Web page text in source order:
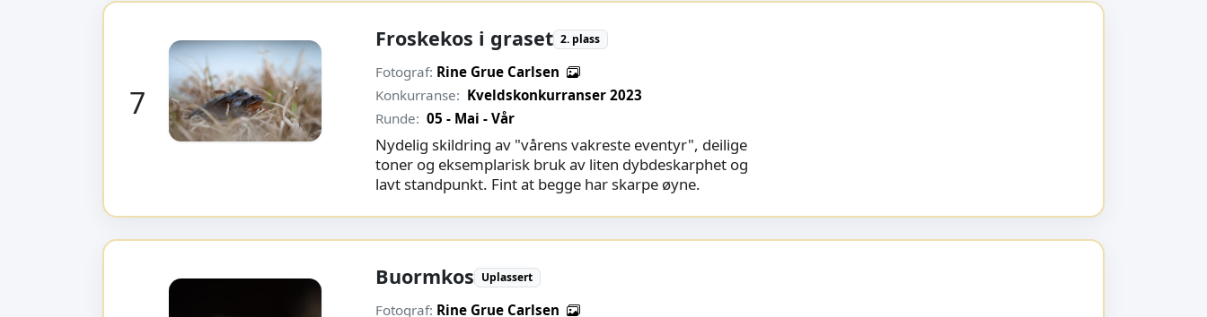
7
Froskekos i graset 2. plass
Fotograf: Rine Grue Carlsen
Konkurranse: Kveldskonkurranser 2023
Runde: 05 - Mai - Vår
Nydelig skildring av "vårens vakreste eventyr", deilige
toner og eksemplarisk bruk av liten dybdeskarphet og
lavt standpunkt. Fint at begge har skarpe øyne.
Buormkos Uplassert
Fotograf: Rine Grue Carlsen